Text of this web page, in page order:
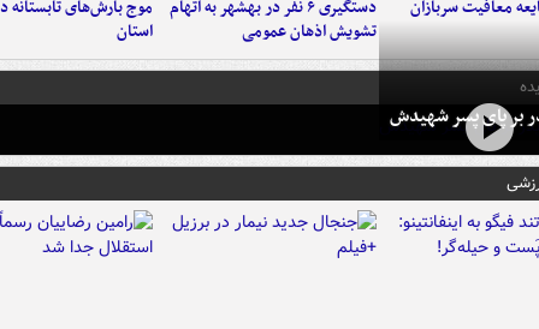
معافیت سربازان
دستگیری ۶ نفر در بهشهر به اتهام
تشویش اذهان عمومی
استان
بر پای پسر شهیدش